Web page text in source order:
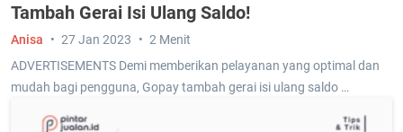
Tambah Gerai Isi Ulang Saldo!
ADVERTISEMENTS Demi memberikan pelayanan yang optimal dan
mudah bagi pengguna, Gopay tambah gerai isi ulang saldo …
Anisa 27 Jan 2023 2 Menit